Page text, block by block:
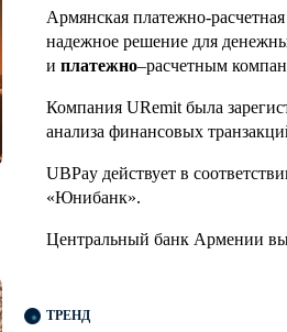
Армянская платежно-
надежное решение для
и платежно–расчетным
Компания URemit была
анализа финансовых
UBPay действует в
«Юнибанк».
Центральный банк Армении
ТРЕНД